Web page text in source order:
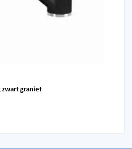
zwart graniet